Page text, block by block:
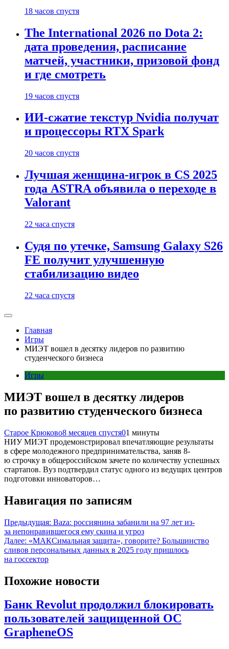
18 часов спустя
The International 2026 по Dota 2:
дата проведения, расписание
матчей, участники, призовой фонд
и где смотреть
19 часов спустя
ИИ-сжатие текстур Nvidia получат
и процессоры RTX Spark
20 часов спустя
Лучшая женщина-игрок в CS 2025
года ASTRA объявила о переходе в
Valorant
22 часа спустя
Судя по утечке, Samsung Galaxy S26
FE получит улучшенную
стабилизацию видео
22 часа спустя
Главная
Игры
МИЭТ вошел в десятку лидеров по развитию
студенческого бизнеса
Игры
МИЭТ вошел в десятку лидеров
по развитию студенческого бизнеса
Старое Крюково8 месяцев спустя01 минуты
НИУ МИЭТ продемонстрировал впечатляющие результаты
в сфере молодежного предпринимательства, заняв 8-
ю строчку в общероссийском зачете по количеству успешных
стартапов. Вуз подтвердил статус одного из ведущих центров
подготовки инноваторов…
Навигация по записям
Предыдущая: Baza: россиянина забанили на 97 лет из-
за непонравившегося ему скина и угроз
Далее: «МАКСимальная защита», говорите? Большинство
сливов персональных данных в 2025 году пришлось
на госсектор
Похожие новости
Банк Revolut продолжил блокировать
пользователей защищенной ОС
GrapheneOS